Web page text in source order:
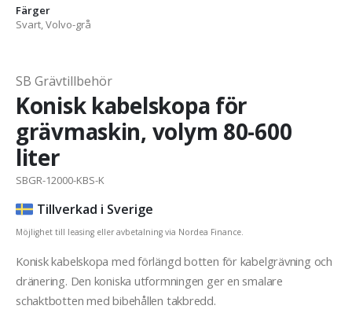
Färger
Svart, Volvo-grå
SB Grävtillbehör
Konisk kabelskopa för
grävmaskin, volym 80-600
liter
SBGR-12000-KBS-K
Tillverkad i Sverige
Möjlighet till leasing eller avbetalning via Nordea Finance.
Konisk kabelskopa med förlängd botten för kabelgrävning och
dränering. Den koniska utformningen ger en smalare
schaktbotten med bibehållen takbredd.